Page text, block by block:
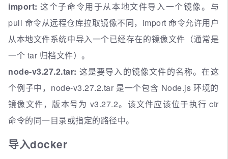
import: 这个子命令用于从本地文件导入一个镜像。与
pull 命令从远程仓库拉取镜像不同，import 命令允许用户
从本地文件系统中导入一个已经存在的镜像文件（通常是
一个 tar 归档文件）。
node-v3.27.2.tar: 这是要导入的镜像文件的名称。在这
个例子中，node-v3.27.2.tar 是一个包含 Node.js 环境的
镜像文件，版本号为 v3.27.2。该文件应该位于执行 ctr
命令的同一目录或指定的路径中。
导入docker